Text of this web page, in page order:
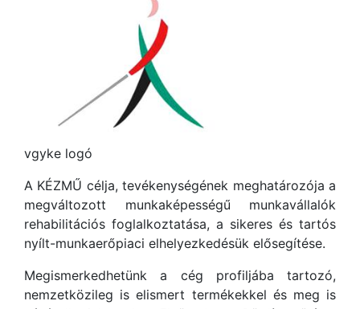
vgyke logó
A KÉZMŰ célja, tevékenységének meghatározója a
megváltozott munkaképességű munkavállalók
rehabilitációs foglalkoztatása, a sikeres és tartós
nyílt-munkaerőpiaci elhelyezkedésük elősegítése.
Megismerkedhetünk a cég profiljába tartozó,
nemzetközileg is elismert termékekkel és meg is